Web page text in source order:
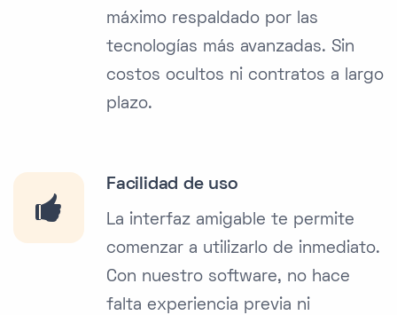
máximo respaldado por las
tecnologías más avanzadas. Sin
costos ocultos ni contratos a largo
plazo.
Facilidad de uso
La interfaz amigable te permite
comenzar a utilizarlo de inmediato.
Con nuestro software, no hace
falta experiencia previa ni